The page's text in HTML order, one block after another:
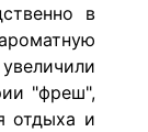
в
"фреш",
отдыха и